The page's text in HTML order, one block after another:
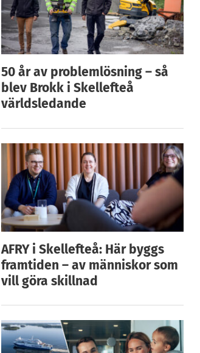
50 år av problemlösning – så
blev Brokk i Skellefteå
världsledande
AFRY i Skellefteå: Här byggs
framtiden – av människor som
vill göra skillnad